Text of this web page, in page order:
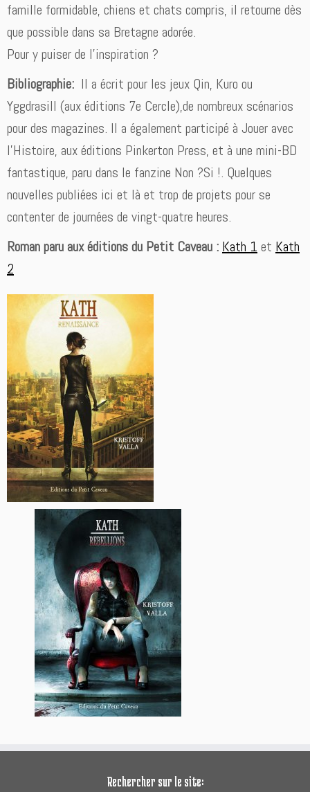
famille formidable, chiens et chats compris, il retourne dès
que possible dans sa Bretagne adorée.
Pour y puiser de l’inspiration ?
Bibliographie: Il a écrit pour les jeux Qin, Kuro ou
Yggdrasill (aux éditions 7e Cercle),de nombreux scénarios
pour des magazines. Il a également participé à Jouer avec
l’Histoire, aux éditions Pinkerton Press, et à une mini-BD
fantastique, paru dans le fanzine Non ?Si !. Quelques
nouvelles publiées ici et là et trop de projets pour se
contenter de journées de vingt-quatre heures.
Roman paru aux éditions du Petit Caveau : Kath 1 et Kath
2
Rechercher sur le site: